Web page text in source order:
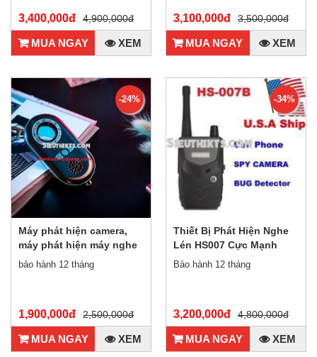
3,400,000đ 4,900,000đ
MUA NGAY XEM
3,100,000đ 3,500,000đ
MUA NGAY XEM
-24%
Máy phát hiện camera,
máy phát hiện máy nghe
lén đời mới nhất K98
bảo hành 12 tháng
1,900,000đ 2,500,000đ
MUA NGAY XEM
-34%
Thiết Bị Phát Hiện Nghe
Lén HS007 Cực Mạnh
Bảo hành 12 tháng
3,200,000đ 4,800,000đ
MUA NGAY XEM